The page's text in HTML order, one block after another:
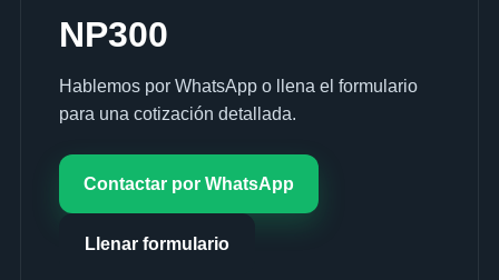
NP300
Hablemos por WhatsApp o llena el formulario
para una cotización detallada.
Contactar por WhatsApp
Llenar formulario